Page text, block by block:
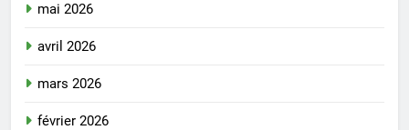
mai 2026
avril 2026
mars 2026
février 2026